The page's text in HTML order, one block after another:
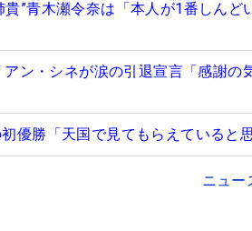
”青木瀬令奈は「本人が1番しんど
ン・シネが涙の引退宣言「感謝の
優勝「天国で見てもらえていると
ニュー